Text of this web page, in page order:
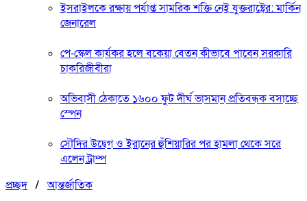
ইসরাইলকে রক্ষায় পর্যাপ্ত সামরিক শক্তি নেই যুক্তরাষ্ট্রের: মার্কিন
জেনারেল
পে-স্কেল কার্যকর হলে বকেয়া বেতন কীভাবে পাবেন সরকারি
চাকরিজীবীরা
অভিবাসী ঠেকাতে ১৬০০ ফুট দীর্ঘ ভাসমান প্রতিবন্ধক বসাচ্ছে
স্পেন
সৌদির উদ্বেগ ও ইরানের হুঁশিয়ারির পর হামলা থেকে সরে
এলেন ট্রাম্প
প্রচ্ছদ/আন্তর্জাতিক